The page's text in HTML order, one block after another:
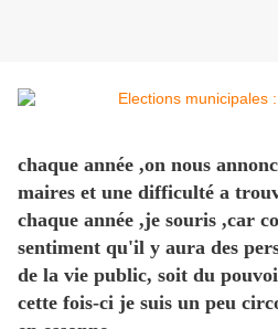
chaque année ,on nous
maires et une difficulté a
chaque année ,je souris ,car
sentiment qu'il y aura des
de la vie public, soit du
cette fois-ci je suis un peu